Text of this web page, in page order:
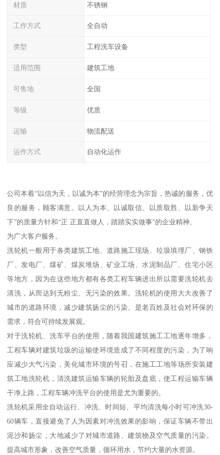
材质 不锈钢
工作方式 全自动
类型 工程洗车设备
适用范围 建筑工地
可售地 全国
等级 优质
运输 物流配送
运作方式 自动化运作
公司本着“以信为天，以诚为本”的经营理念为宗旨，热诚的服务，优
良的服务，顾客满意。以人为本、以诚取信、以质取胜、以新争天
下”的质量方针和“正 正直直做人，踏踏实实做事”的企业精神。
为广大客户服务。
洗轮机一般用于各类建筑工地、道路施工现场、垃圾填埋厂、钢铁
厂、发电厂、煤矿、煤炭堆场、矿业工场、水泥制品厂、住宅小区
等地方，因为在这些地方都有各类工程车辆进出所以需要洗轮机去
清洗，从而达到无粉尘、无污染的效果。洗轮机的使用大大改善了
城市的道路环境，减少建筑扬尘的污染。是老百姓及社会对环保的
需求，符合可持续发展观。
对于洗轮机、洗车平台的使用，随着我国建筑施工工地逐年增多，
工程车辆对建筑垃圾的运输使环境造成了不同程度的污染，为了响
应减少大气污染，美化城市环境的号召，在施工工地等场所安装建
筑工地洗轮机，清洗建筑运输车辆的轮胎及盘底，使工程运输车辆
干净上路，工程车辆冲洗平台的使用是尤为重要的。
洗轮机采用全自动运行、冲洗、时间短、平均清洗每小时可冲洗30-
60辆车，直接避免了人为因素对冲洗效果的影响，保证车辆不带出
泥沙和扬尘，大地减少了对城市道路、建筑物及空气质量的污染。
提高城市形象，改善空气质量，循环用水，节约大量的水资源。